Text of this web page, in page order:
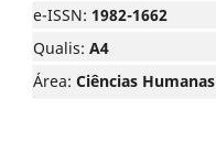
e-ISSN: 1982-1662
Qualis: A4
Área: Ciências Humanas